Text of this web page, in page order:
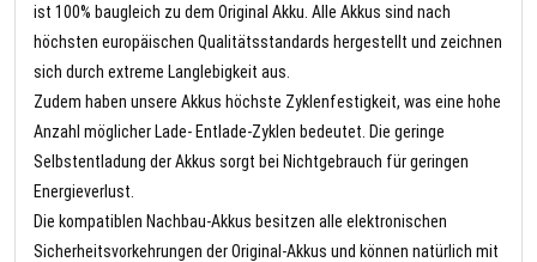
ist 100% baugleich zu dem Original Akku. Alle Akkus sind nach
höchsten europäischen Qualitätsstandards hergestellt und zeichnen
sich durch extreme Langlebigkeit aus.
Zudem haben unsere Akkus höchste Zyklenfestigkeit, was eine hohe
Anzahl möglicher Lade- Entlade-Zyklen bedeutet. Die geringe
Selbstentladung der Akkus sorgt bei Nichtgebrauch für geringen
Energieverlust.
Die kompatiblen Nachbau-Akkus besitzen alle elektronischen
Sicherheitsvorkehrungen der Original-Akkus und können natürlich mit